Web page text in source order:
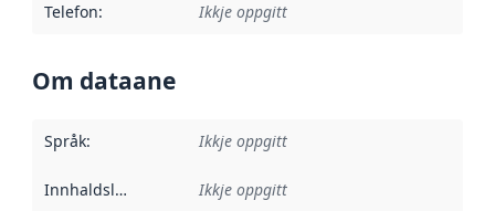
Telefon: Ikkje oppgitt
Om dataane
Språk: Ikkje oppgitt
Innhaldsleverandørar :
Ikkje oppgitt